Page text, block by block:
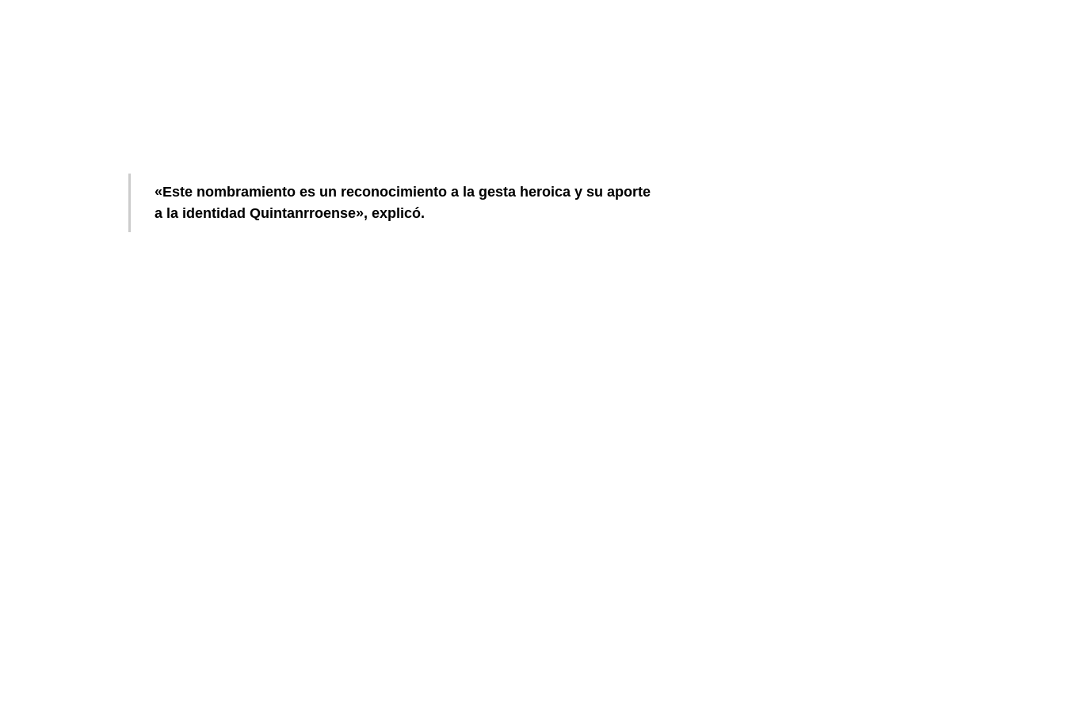
«Este nombramiento es un reconocimiento a la gesta heroica y su aporte
a la identidad Quintanrroense», explicó.